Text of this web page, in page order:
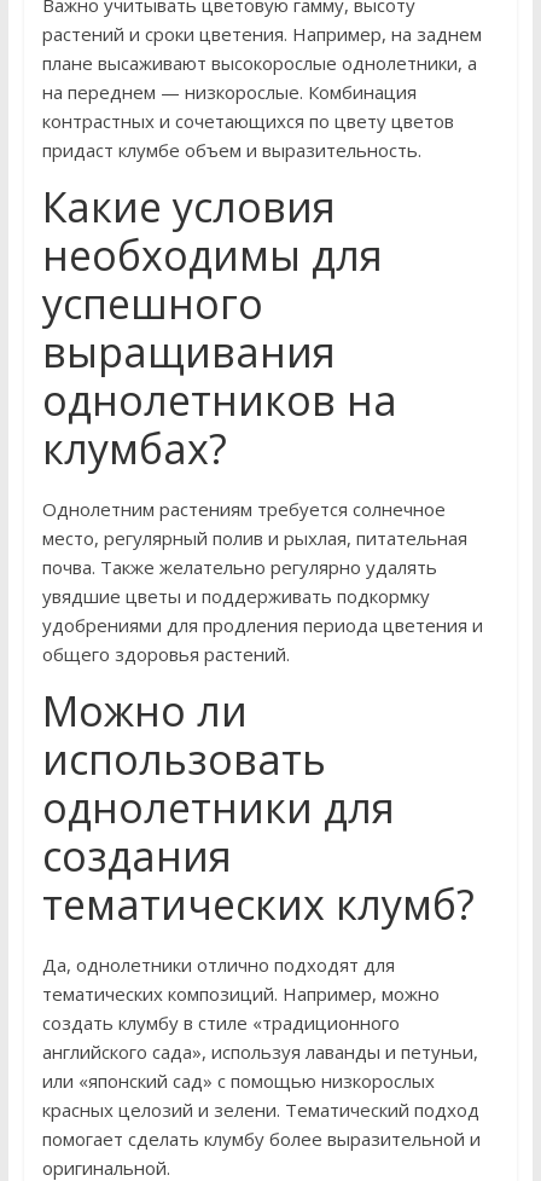
Важно учитывать цветовую гамму, высоту
растений и сроки цветения. Например, на заднем
плане высаживают высокорослые однолетники, а
на переднем — низкорослые. Комбинация
контрастных и сочетающихся по цвету цветов
придаст клумбе объем и выразительность.
Какие условия
необходимы для
успешного
выращивания
однолетников на
клумбах?
Однолетним растениям требуется солнечное
место, регулярный полив и рыхлая, питательная
почва. Также желательно регулярно удалять
увядшие цветы и поддерживать подкормку
удобрениями для продления периода цветения и
общего здоровья растений.
Можно ли
использовать
однолетники для
создания
тематических клумб?
Да, однолетники отлично подходят для
тематических композиций. Например, можно
создать клумбу в стиле «традиционного
английского сада», используя лаванды и петуньи,
или «японский сад» с помощью низкорослых
красных целозий и зелени. Тематический подход
помогает сделать клумбу более выразительной и
оригинальной.